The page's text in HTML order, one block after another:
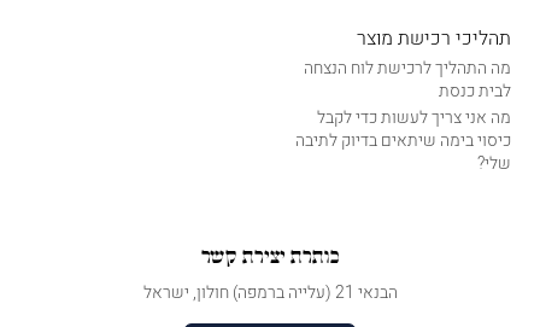
תהליכי רכישת מוצר
מה התהליך לרכישת לוח הנצחה
לבית כנסת
מה אני צריך לעשות כדי לקבל
כיסוי בימה שיתאים בדיוק לתיבה
שלי?
כותרת יצירת קשר
הבנאי 21 (עלייה ברמפה) חולון, ישראל